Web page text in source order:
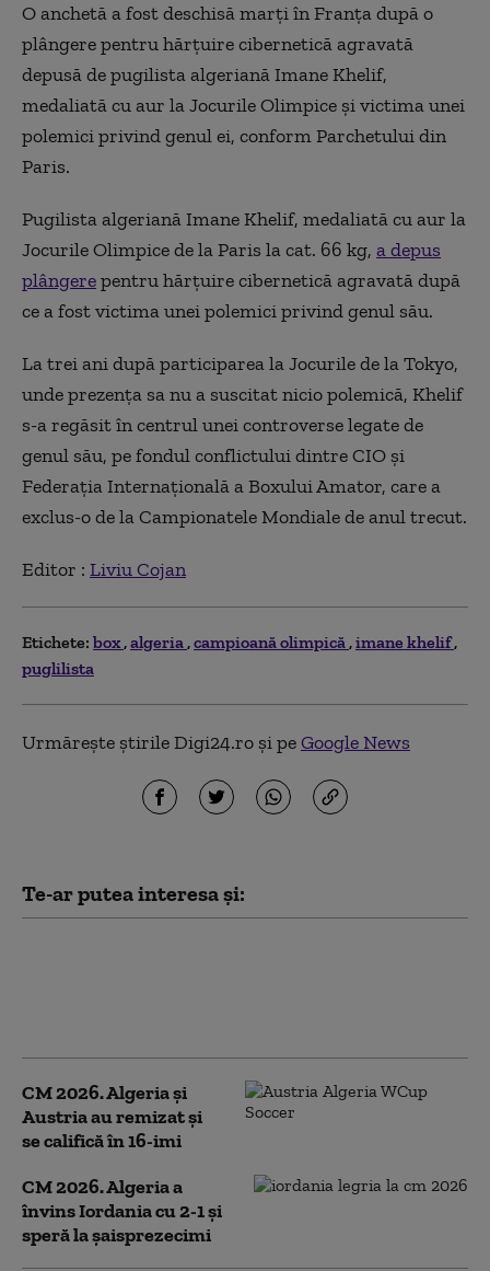
O anchetă a fost deschisă marţi în Franţa după o
plângere pentru hărţuire cibernetică agravată
depusă de pugilista algeriană Imane Khelif,
medaliată cu aur la Jocurile Olimpice şi victima unei
polemici privind genul ei, conform Parchetului din
Paris.
Pugilista algeriană Imane Khelif, medaliată cu aur la
Jocurile Olimpice de la Paris la cat. 66 kg, a depus
plângerepentru hărţuire cibernetică agravată după
ce a fost victima unei polemici privind genul său.
La trei ani după participarea la Jocurile de la Tokyo,
unde prezenţa sa nu a suscitat nicio polemică, Khelif
s-a regăsit în centrul unei controverse legate de
genul său, pe fondul conflictului dintre CIO şi
Federaţia Internaţională a Boxului Amator, care a
exclus-o de la Campionatele Mondiale de anul trecut.
Editor : Liviu Cojan
Etichete: box algeria campioană olimpică imane khelif
puglilista
Urmărește știrile Digi24.ro și peGoogle News
Te-ar putea interesa și:
CM 2026. Algeria şi
Austria au remizat şi
se califică în 16-imi
CM 2026. Algeria a
învins Iordania cu 2-1 și
speră la șaisprezecimi